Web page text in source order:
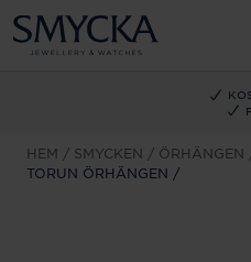
HEM SMYCKEN ÖRHÄNGEN
TORUN ÖRHÄNGEN